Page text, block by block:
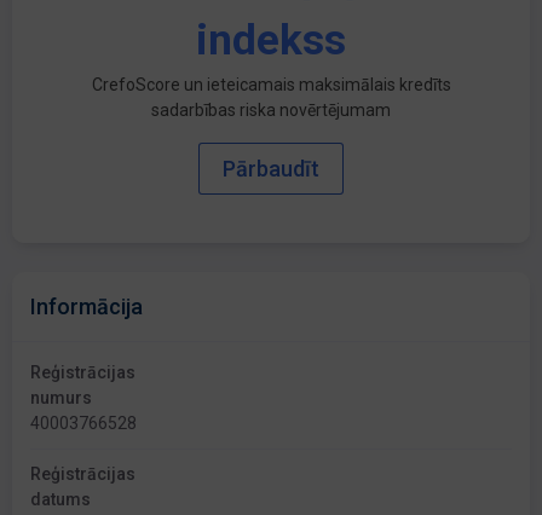
indekss
CrefoScore un ieteicamais maksimālais kredīts
sadarbības riska novērtējumam
Pārbaudīt
Informācija
Reģistrācijas
numurs
40003766528
Reģistrācijas
datums